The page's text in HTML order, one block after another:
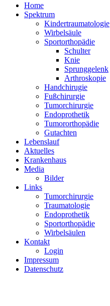
Home
Spektrum
Kindertraumatologie
Wirbelsäule
Sportorthopädie
Schulter
Knie
Sprunggelenk
Arthroskopie
Handchirugie
Fußchirurgie
Tumorchirurgie
Endoprothetik
Tumororthopädie
Gutachten
Lebenslauf
Aktuelles
Krankenhaus
Media
Bilder
Links
Tumorchirurgie
Traumatologie
Endoprothetik
Sportorthopädie
Wirbelsäulen
Kontakt
Login
Impressum
Datenschutz